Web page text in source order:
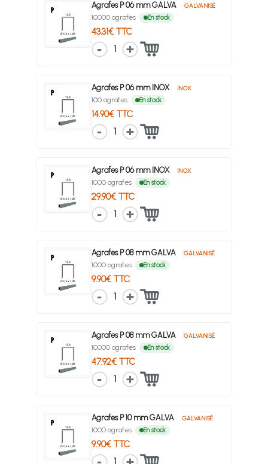
Agrafes P 06 mm GALVA GALVANISÉ
10000 agrafes En stock
43.31€ TTC
1
Agrafes P 06 mm INOX INOX
100 agrafes En stock
14.90€ TTC
1
Agrafes P 06 mm INOX INOX
1000 agrafes En stock
29.90€ TTC
1
Agrafes P 08 mm GALVA GALVANISÉ
1000 agrafes En stock
9.90€ TTC
1
Agrafes P 08 mm GALVA GALVANISÉ
10000 agrafes En stock
47.92€ TTC
1
Agrafes P 10 mm GALVA GALVANISÉ
1000 agrafes En stock
9.90€ TTC
1